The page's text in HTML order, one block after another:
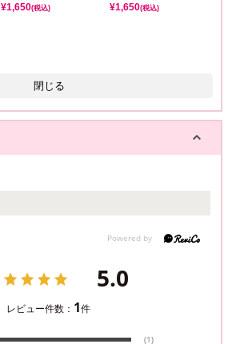
¥1,650(税込) ¥1,650(税込)
閉じる
5.0
レビュー件数： 1件
(1)